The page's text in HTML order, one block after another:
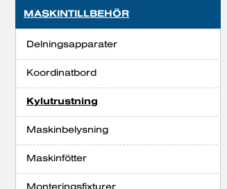
MASKINTILLBEHÖR
Delningsapparater
Koordinatbord
Kylutrustning
Maskinbelysning
Maskinfötter
Monteringsfixturer